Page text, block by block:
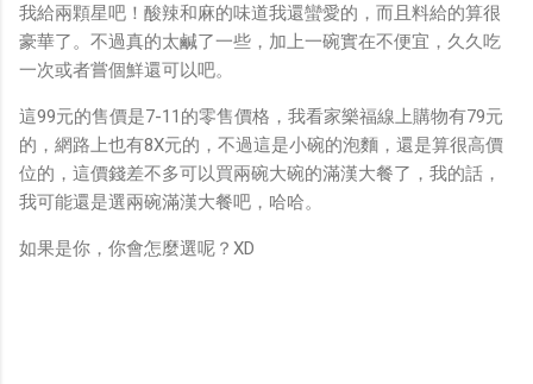
我給兩顆星吧！酸辣和麻的味道我還蠻愛的，而且料給的算很
豪華了。不過真的太鹹了一些，加上一碗實在不便宜，久久吃
一次或者嘗個鮮還可以吧。
這99元的售價是7-11的零售價格，我看家樂福線上購物有79元
的，網路上也有8X元的，不過這是小碗的泡麵，還是算很高價
位的，這價錢差不多可以買兩碗大碗的滿漢大餐了，我的話，
我可能還是選兩碗滿漢大餐吧，哈哈。
如果是你，你會怎麼選呢？XD